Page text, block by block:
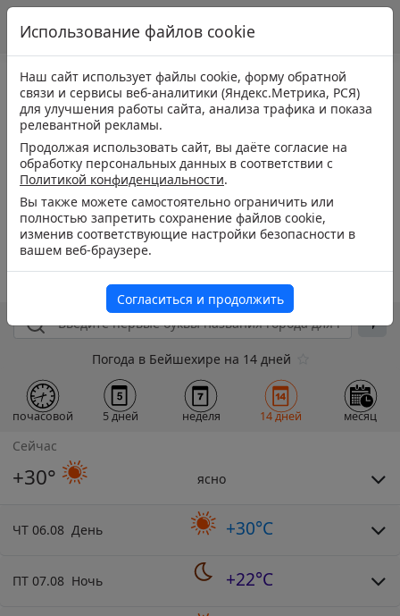
Погода в Бейшехире на 14 дней
почасовой 5 дней неделя 14 дней месяц
Сейчас
+30° ясно
ЧТ 06.08 День +30°C
ПТ 07.08 Ночь +22°C
Использование файлов cookie
Наш сайт использует файлы cookie, форму обратной
связи и сервисы веб-аналитики (Яндекс.Метрика, РСЯ)
для улучшения работы сайта, анализа трафика и показа
релевантной рекламы.
Продолжая использовать сайт, вы даёте согласие на
обработку персональных данных в соответствии с
Политикой конфиденциальности.
Вы также можете самостоятельно ограничить или
полностью запретить сохранение файлов cookie,
изменив соответствующие настройки безопасности в
вашем веб-браузере.
Согласиться и продолжить